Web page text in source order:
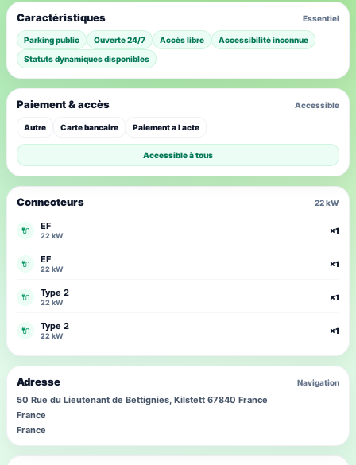
Caractéristiques Essentiel
Parking public Ouverte 24/7 Accès libre
Accessibilité inconnue
Statuts dynamiques disponibles
Connecteurs 22 kW
🔌 EF
22 kW
×1
🔌 EF
22 kW
×1
🔌 Type 2
22 kW
×1
🔌 Type 2
22 kW
×1
Paiement & accès Accessible
Autre Carte bancaire Paiement a l acte
Accessible à tous
Adresse Navigation
50 Rue du Lieutenant de Bettignies, Kilstett 67840 France
France
France